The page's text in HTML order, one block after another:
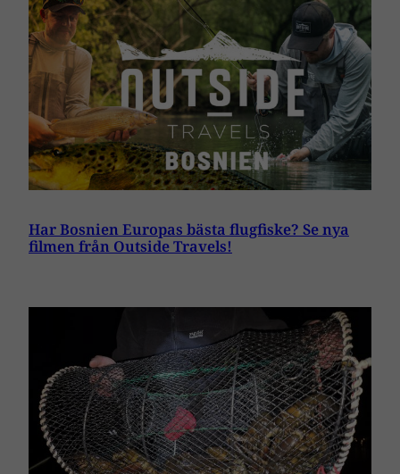
Har Bosnien Europas bästa flugfiske? Se nya
filmen från Outside Travels!